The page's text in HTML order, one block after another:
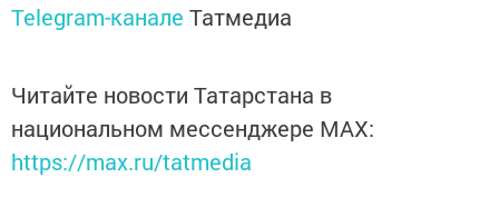
Telegram-канале Татмедиа
Читайте новости Татарстана в
национальном мессенджере MАХ:
https://max.ru/tatmedia